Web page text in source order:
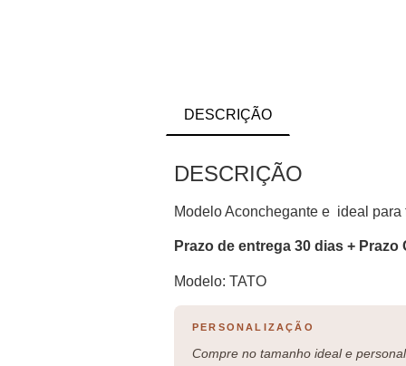
DESCRIÇÃO
DESCRIÇÃO
Modelo Aconchegante e ideal para
Prazo de entrega 30 dias + Prazo
Modelo: TATO
PERSONALIZAÇÃO
Compre no tamanho ideal e